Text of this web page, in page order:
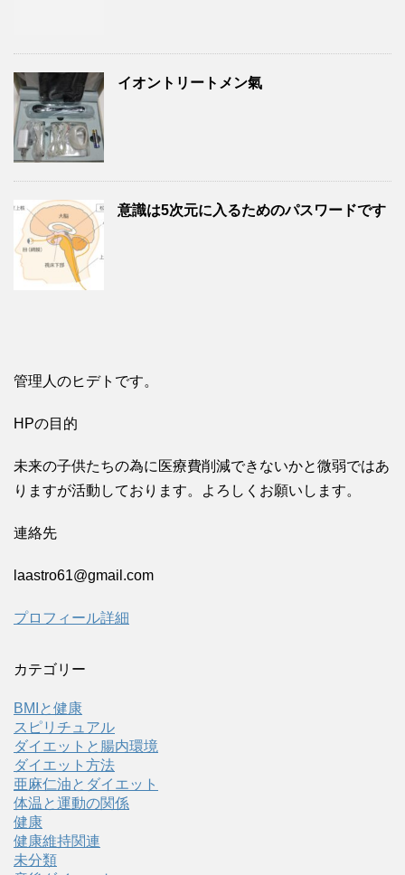
イオントリートメン氣
意識は5次元に入るためのパスワードです
管理人のヒデトです。
HPの目的
未来の子供たちの為に医療費削減できないかと微弱ではあ
りますが活動しております。よろしくお願いします。
連絡先
laastro61@gmail.com
プロフィール詳細
カテゴリー
BMIと健康
スピリチュアル
ダイエットと腸内環境
ダイエット方法
亜麻仁油とダイエット
体温と運動の関係
健康
健康維持関連
未分類